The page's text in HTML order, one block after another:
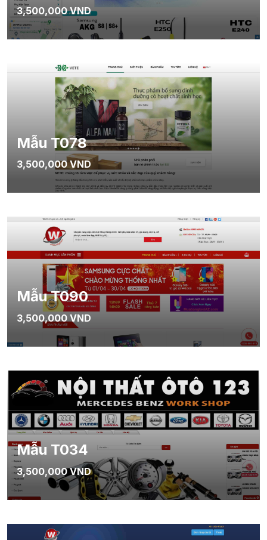
3,500,000 VND
Mẫu T078
3,500,000 VND
Mẫu T090
3,500,000 VND
Mẫu T034
3,500,000 VND